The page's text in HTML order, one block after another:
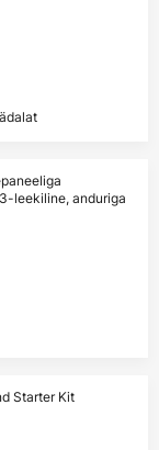
leekiline, anduriga
Starter Kit